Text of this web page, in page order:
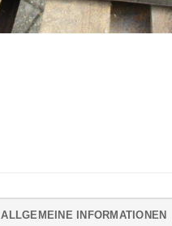
ALLGEMEINE INFORMATIONEN